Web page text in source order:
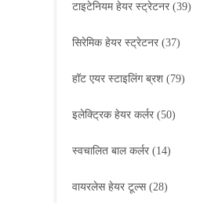
टाइटेनियम हेयर स्ट्रेटनर(39)
सिरेमिक हेयर स्ट्रेटनर(37)
हॉट एयर स्टाइलिंग ब्रश (79)
इलेक्ट्रिक हेयर कर्लर(50)
स्वचालित बाल कर्लर(14)
वायरलेस हेयर टूल्स(28)